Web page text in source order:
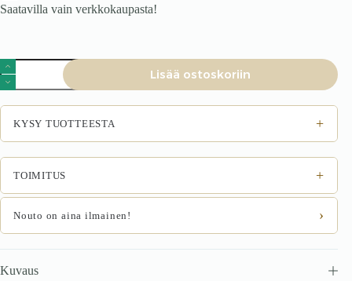
Saatavilla vain verkkokaupasta!
VENTO
GO-
60/36
karkass,
yläosa
lasilla
musta
määrä
Lisää ostoskoriin
KYSY TUOTTEESTA +
TOIMITUS +
Nouto on aina ilmainen! ›
Kuvaus